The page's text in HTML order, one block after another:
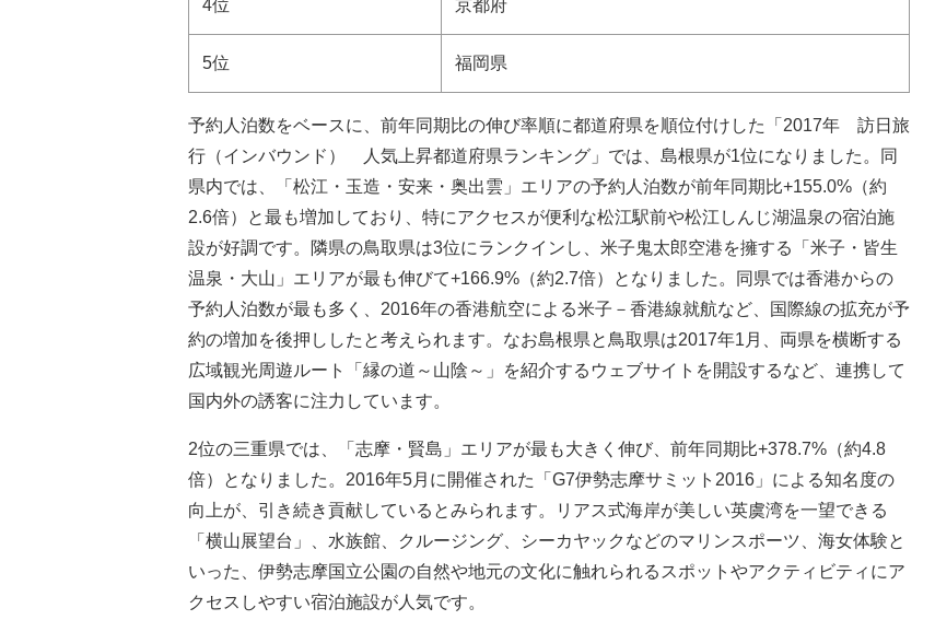
4位 京都府
5位 福岡県
予約人泊数をベースに、前年同期比の伸び率順に都道府県を順位付けした「2017年 訪日旅
行（インバウンド） 人気上昇都道府県ランキング」では、島根県が1位になりました。同
県内では、「松江・玉造・安来・奥出雲」エリアの予約人泊数が前年同期比+155.0%（約
2.6倍）と最も増加しており、特にアクセスが便利な松江駅前や松江しんじ湖温泉の宿泊施
設が好調です。隣県の鳥取県は3位にランクインし、米子鬼太郎空港を擁する「米子・皆生
温泉・大山」エリアが最も伸びて+166.9%（約2.7倍）となりました。同県では香港からの
予約人泊数が最も多く、2016年の香港航空による米子－香港線就航など、国際線の拡充が予
約の増加を後押ししたと考えられます。なお島根県と鳥取県は2017年1月、両県を横断する
広域観光周遊ルート「縁の道～山陰～」を紹介するウェブサイトを開設するなど、連携して
国内外の誘客に注力しています。
2位の三重県では、「志摩・賢島」エリアが最も大きく伸び、前年同期比+378.7%（約4.8
倍）となりました。2016年5月に開催された「G7伊勢志摩サミット2016」による知名度の
向上が、引き続き貢献しているとみられます。リアス式海岸が美しい英虞湾を一望できる
「横山展望台」、水族館、クルージング、シーカヤックなどのマリンスポーツ、海女体験と
いった、伊勢志摩国立公園の自然や地元の文化に触れられるスポットやアクティビティにア
クセスしやすい宿泊施設が人気です。